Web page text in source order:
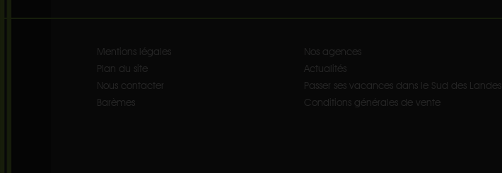
Mentions légales
Plan du site
Nous contacter
Barèmes
Nos agences
Actualités
Passer ses vacances dans le Sud des Landes
Conditions générales de vente